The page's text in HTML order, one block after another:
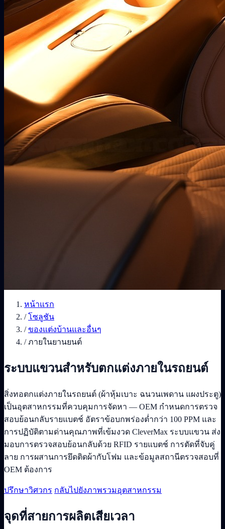
หน้าแรก
/ โซลูชัน
/ ของแต่งบ้านและอื่นๆ
/ ภายในยานยนต์
ระบบแขวนสำหรับตกแต่งภายในรถยนต์
สิ่งทอตกแต่งภายในรถยนต์ (ผ้าหุ้มเบาะ ฉนวนเพดาน แผงประตู)
เป็นอุตสาหกรรมที่ควบคุมการจัดหา — OEM กำหนดการตรวจ
สอบย้อนกลับรายแบตช์ อัตราข้อบกพร่องต่ำกว่า 100 PPM และ
การปฏิบัติตามด่านคุณภาพที่เข้มงวด CleverMax ระบบแขวน ส่ง
มอบการตรวจสอบย้อนกลับด้วย RFID รายแบตช์ การตัดที่จับคู่
ลาย การผสานการยึดติดผ้ากับโฟม และข้อมูลสถานีตรวจสอบที่
OEM ต้องการ
ปรึกษาวิศวกร กลับไปยังภาพรวมอุตสาหกรรม
จุดที่สายการผลิตเสียเวลา